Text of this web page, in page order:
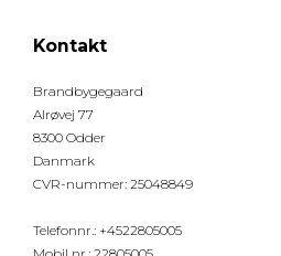
Kontakt
Brandbygegaard
Alrøvej 77
8300 Odder
Danmark
CVR-nummer: 25048849
Telefonnr.: +4522805005